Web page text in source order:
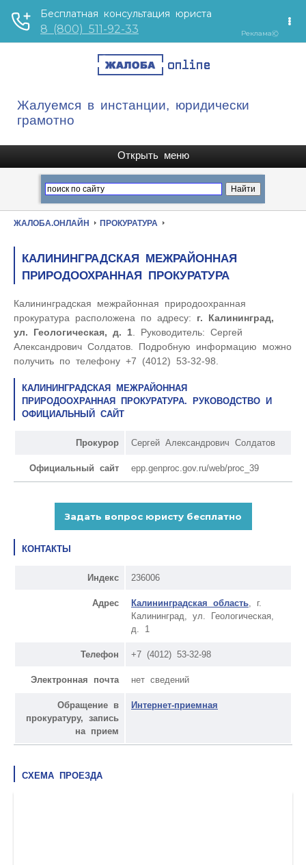
Жалуемся в инстанции, юридически
грамотно
ЖАЛОБА.ОНЛАЙН ПРОКУРАТУРА
КАЛИНИНГРАДСКАЯ МЕЖРАЙОННАЯ
ПРИРОДООХРАННАЯ ПРОКУРАТУРА
Калининградская межрайонная природоохранная
прокуратура расположена по адресу: г. Калининград,
ул. Геологическая, д. 1 . Руководитель: Сергей
Александрович Солдатов. Подробную информацию можно
получить по телефону +7 (4012) 53-32-98.
КАЛИНИНГРАДСКАЯ МЕЖРАЙОННАЯ
ПРИРОДООХРАННАЯ ПРОКУРАТУРА. РУКОВОДСТВО И
ОФИЦИАЛЬНЫЙ САЙТ
Прокурор Сергей Александрович Солдатов
Официальный сайт epp.genproc.gov.ru/web/proc_39
КОНТАКТЫ
Индекс 236006
Адрес Калининградская область , г.
Калининград, ул. Геологическая,
д. 1
Телефон +7 (4012) 53-32-98
Электронная почта нет сведений
Обращение в
прокуратуру, запись
на прием
Интернет-приемная
СХЕМА ПРОЕЗДА